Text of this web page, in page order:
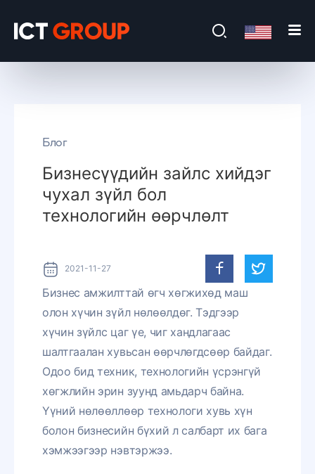
Блог
Бизнесүүдийн зайлс хийдэг
чухал зүйл бол
технологийн өөрчлөлт
2021-11-27
Бизнес амжилттай өгч хөгжихөд маш
олон хүчин зүйл нөлөөлдөг. Тэдгээр
хүчин зүйлс цаг үе, чиг хандлагаас
шалтгаалан хувьсан өөрчлөгдсөөр байдаг.
Одоо бид техник, технологийн үсрэнгүй
хөгжлийн эрин зуунд амьдарч байна.
Үүний нөлөөллөөр технологи хувь хүн
болон бизнесийн бүхий л салбарт их бага
хэмжээгээр нэвтэржээ.